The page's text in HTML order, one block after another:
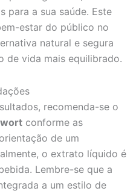
para a sua saúde. Este
estar do público no
natural e segura
de vida mais equilibrado.
recomenda-se o
conforme as
de um
o extrato líquido é
Lembre-se que a
a um estilo de